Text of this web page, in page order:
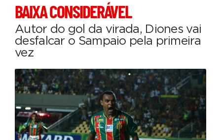
BAIXA CONSIDERÁVEL
Autor do gol da virada, Diones vai
desfalcar o Sampaio pela primeira
vez